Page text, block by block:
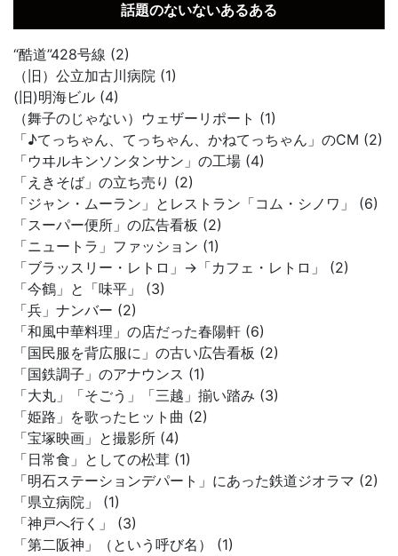
話題のないないあるある
“酷道”428号線 (2)
（旧）公立加古川病院 (1)
(旧)明海ビル (4)
（舞子のじゃない）ウェザーリポート (1)
「♪てっちゃん、てっちゃん、かねてっちゃん」のCM (2)
「ウヰルキンソンタンサン」の工場 (4)
「えきそば」の立ち売り (2)
「ジャン・ムーラン」とレストラン「コム・シノワ」 (6)
「スーパー便所」の広告看板 (2)
「ニュートラ」ファッション (1)
「ブラッスリー・レトロ」→「カフェ・レトロ」 (2)
「今鶴」と「味平」 (3)
「兵」ナンバー (2)
「和風中華料理」の店だった春陽軒 (6)
「国民服を背広服に」の古い広告看板 (2)
「国鉄調子」のアナウンス (1)
「大丸」「そごう」「三越」揃い踏み (3)
「姫路」を歌ったヒット曲 (2)
「宝塚映画」と撮影所 (4)
「日常食」としての松茸 (1)
「明石ステーションデパート」にあった鉄道ジオラマ (2)
「県立病院」 (1)
「神戸へ行く」 (3)
「第二阪神」（という呼び名） (1)